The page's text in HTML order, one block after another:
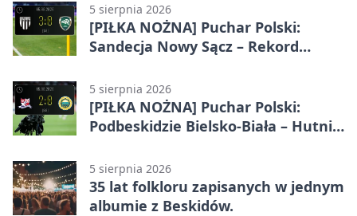
5 sierpnia 2026
[PIŁKA NOŻNA] Puchar Polski:
Sandecja Nowy Sącz – Rekord
5 sierpnia 2026
[PIŁKA NOŻNA] Puchar Polski:
Podbeskidzie Bielsko-Biała – Hutnik
w Dankowicach
5 sierpnia 2026
35 lat folkloru zapisanych w jednym
albumie z Beskidów.